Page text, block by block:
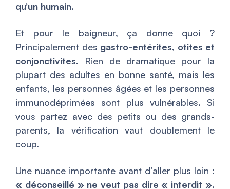
qu’un humain.
Et pour le baigneur, ça donne quoi ?
Principalement des gastro-entérites, otites et
conjonctivites. Rien de dramatique pour la
plupart des adultes en bonne santé, mais les
enfants, les personnes âgées et les personnes
immunodéprimées sont plus vulnérables. Si
vous partez avec des petits ou des grands-
parents, la vérification vaut doublement le
coup.
Une nuance importante avant d’aller plus loin :
« déconseillé » ne veut pas dire « interdit ».